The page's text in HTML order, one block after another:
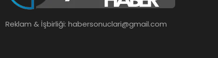
Reklam & İşbirliği:habersonuclari@gmail.com